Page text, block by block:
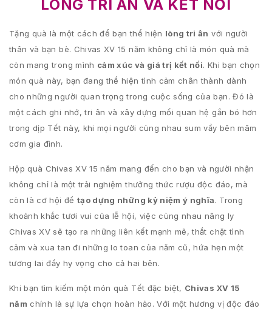
LÒNG TRI ÂN VÀ KẾT NỐI
Tặng quà là một cách để bạn thể hiện lòng tri ân với người
thân và bạn bè. Chivas XV 15 năm không chỉ là món quà mà
còn mang trong mình cảm xúc và giá trị kết nối. Khi bạn chọn
món quà này, bạn đang thể hiện tình cảm chân thành dành
cho những người quan trọng trong cuộc sống của bạn. Đó là
một cách ghi nhớ, tri ân và xây dựng mối quan hệ gắn bó hơn
trong dịp Tết này, khi mọi người cùng nhau sum vầy bên mâm
cơm gia đình.
Hộp quà Chivas XV 15 năm mang đến cho bạn và người nhận
không chỉ là một trải nghiệm thưởng thức rượu độc đáo, mà
còn là cơ hội để tạo dựng những kỷ niệm ý nghĩa. Trong
khoảnh khắc tươi vui của lễ hội, việc cùng nhau nâng ly
Chivas XV sẽ tạo ra những liên kết mạnh mẽ, thắt chặt tình
cảm và xua tan đi những lo toan của năm cũ, hứa hẹn một
tương lai đầy hy vọng cho cả hai bên.
Khi bạn tìm kiếm một món quà Tết đặc biệt, Chivas XV 15
năm chính là sự lựa chọn hoàn hảo. Với một hương vị độc đáo